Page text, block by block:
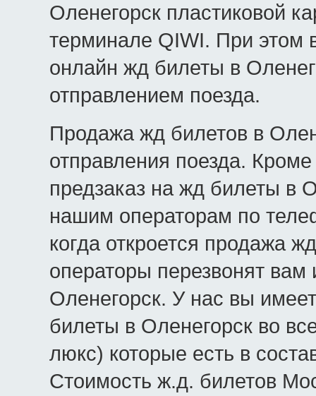
Оленегорск пластиковой
терминале QIWI. При этом
онлайн жд билеты в
отправлением поезда.
Продажа жд билетов в
отправления поезда.
предзаказ на жд билеты в
нашим операторам по
когда откроется продажа
операторы перезвонят
Оленегорск. У нас вы
билеты в Оленегорск во
люкс) которые есть в
Стоимость ж.д. билетов